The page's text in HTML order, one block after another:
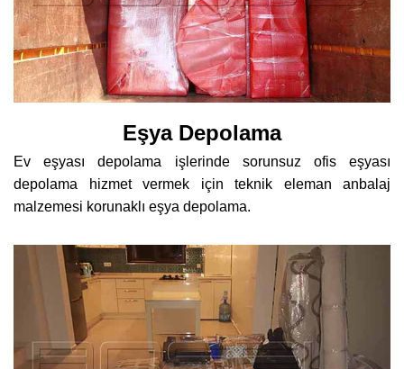
Eşya Depolama
Ev eşyası depolama işlerinde sorunsuz ofis eşyası
depolama hizmet vermek için teknik eleman anbalaj
malzemesi korunaklı eşya depolama.